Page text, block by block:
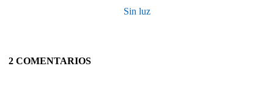
Sin luz
2 COMENTARIOS